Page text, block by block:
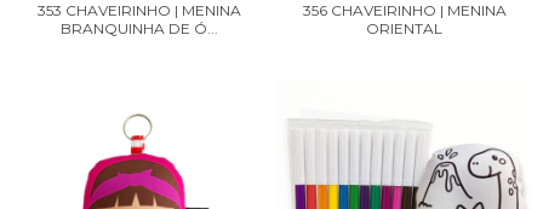
353 CHAVEIRINHO | MENINA
BRANQUINHA DE Ó...
356 CHAVEIRINHO | MENINA
ORIENTAL